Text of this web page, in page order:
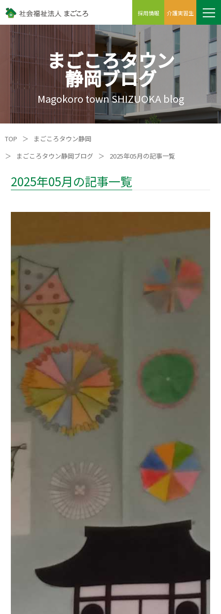
採用情報 介護実習生
まごころタウン
静岡ブログ
Magokoro town SHIZUOKA blog
TOP ＞
まごころタウン静岡
＞
まごころタウン静岡ブログ ＞ 2025年05月の記事一覧
2025年05月の記事一覧